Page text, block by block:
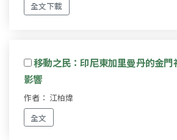
全文下載
移動之民：印尼東加里曼丹的金門
影響
作者： 江柏煒
全文